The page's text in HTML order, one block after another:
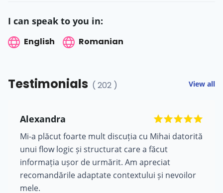
I can speak to you in:
English Romanian
Testimonials ( 202 ) View all
Alexandra
Mi-a plăcut foarte mult discuția cu Mihai datorită
unui flow logic și structurat care a făcut
informația ușor de urmărit. Am apreciat
recomandările adaptate contextului și nevoilor
mele.